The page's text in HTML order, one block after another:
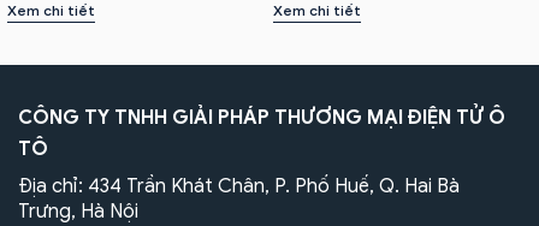
Xem chi tiết Xem chi tiết
CÔNG TY TNHH GIẢI PHÁP THƯƠNG MẠI ĐIỆN TỬ Ô
TÔ
Địa chỉ: 434 Trần Khát Chân, P. Phố Huế, Q. Hai Bà
Trưng, Hà Nội